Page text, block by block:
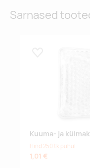
Sarnased
Kuuma- ja
Hind 250 tk puhul
1,01 €